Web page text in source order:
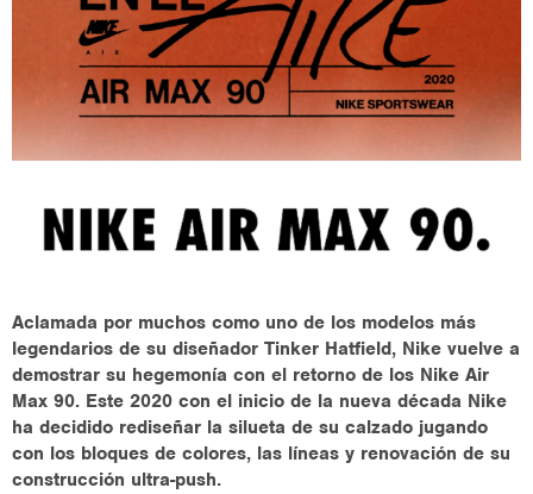
Aclamada por muchos como uno de los modelos más
legendarios de su diseñador Tinker Hatfield, Nike vuelve a
demostrar su hegemonía con el retorno de los Nike Air
Max 90. Este 2020 con el inicio de la nueva década Nike
ha decidido rediseñar la silueta de su calzado jugando
con los bloques de colores, las líneas y renovación de su
construcción ultra-push.